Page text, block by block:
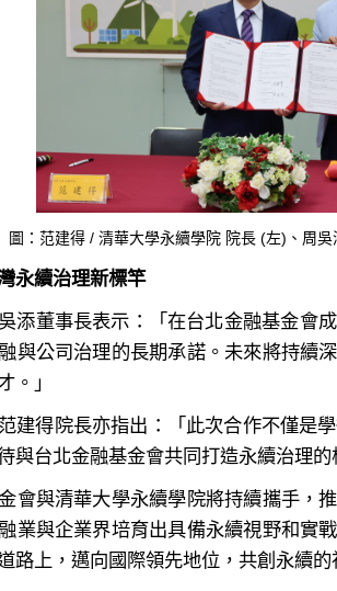
圖：范建得 / 清華大學永續學院 院長 (左)、 周吳
永續治理新標竿
添董事長表示：「在台北金融基金會
與公司治理的長期承諾。未來將持續
。」
建得院長亦指出：「此次合作不僅是
與台北金融基金會共同打造永續治理的
會與清華大學永續學院將持續攜手，
業與企業界培育出具備永續視野和實
路上，邁向國際領先地位，共創永續的